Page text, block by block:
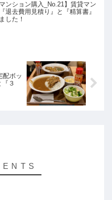
マンション購入_No.21】賃貸マン
退去費用見積り』と『精算書』
した！
配ボッ
３